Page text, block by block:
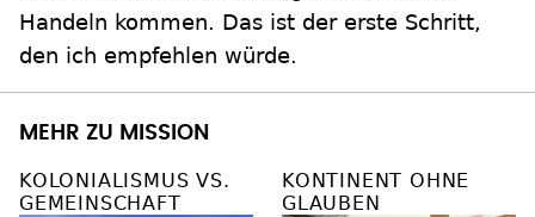
Handeln kommen. Das ist der erste Schritt,
den ich empfehlen würde.
MEHR ZU MISSION
KOLONIALISMUS VS.
GEMEINSCHAFT
KONTINENT OHNE
GLAUBEN